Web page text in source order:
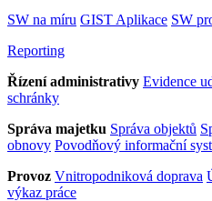
SW na míru GIST Aplikace SW
Reporting
Řízení administrativy Evidence
schránky
Správa majetku Správa objektů
obnovy Povodňový informační
Provoz Vnitropodniková doprava
výkaz práce